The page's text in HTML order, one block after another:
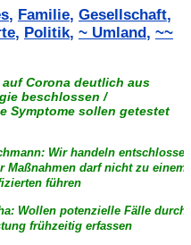
, Familie, Gesellschaft,
, Politik, ~ Umland , ~~
Corona deutlich aus
beschlossen /
Symptome sollen getestet
Wir handeln entschlossen
darf nicht zu einem
führen
Wollen potenzielle Fälle durch
frühzeitig erfassen